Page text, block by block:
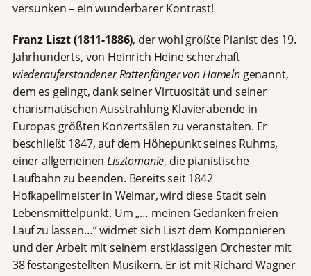
versunken – ein wunderbarer Kontrast!
Franz Liszt (1811-1886), der wohl größte Pianist des 19.
Jahrhunderts, von Heinrich Heine scherzhaft
wiederauferstandener Rattenfänger von Hamelngenannt,
dem es gelingt, dank seiner Virtuosität und seiner
charismatischen Ausstrahlung Klavierabende in
Europas größten Konzertsälen zu veranstalten. Er
beschließt 1847, auf dem Höhepunkt seines Ruhms,
einer allgemeinenLisztomanie, die pianistische
Laufbahn zu beenden. Bereits seit 1842
Hofkapellmeister in Weimar, wird diese Stadt sein
Lebensmittelpunkt. Um „… meinen Gedanken freien
Lauf zu lassen…“ widmet sich Liszt dem Komponieren
und der Arbeit mit seinem erstklassigen Orchester mit
38 festangestellten Musikern. Er ist mit Richard Wagner